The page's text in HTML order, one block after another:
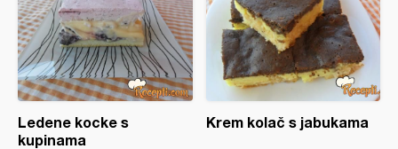
Ledene kocke s
kupinama
Krem kolač s jabukama